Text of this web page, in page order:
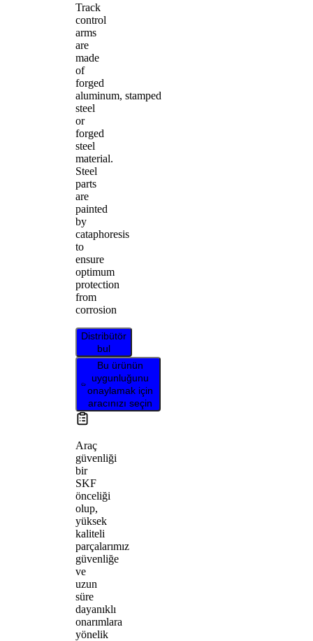
Track
control
arms
are
made
of
forged
aluminum, stamped
steel
or
forged
steel
material.
Steel
parts
are
painted
by
cataphoresis
to
ensure
optimum
protection
from
corrosion
Distribütör
bul
Bu ürünün
uygunluğunu
onaylamak için
aracınızı seçin
Araç
güvenliği
bir
SKF
önceliği
olup,
yüksek
kaliteli
parçalarımız
güvenliğe
ve
uzun
süre
dayanıklı
onarımlara
yönelik